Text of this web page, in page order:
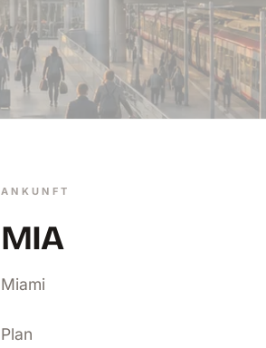
ANKUNFT
MIA
Miami
Plan